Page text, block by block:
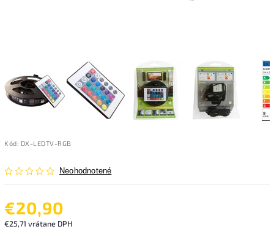
Kód: DX-LEDTV-RGB
Neohodnotené
€20,90
€25,71 vrátane DPH